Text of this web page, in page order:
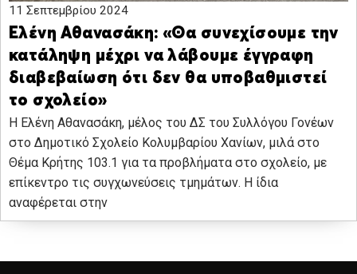
11 Σεπτεμβρίου 2024
Ελένη Αθανασάκη: «Θα συνεχίσουμε την
κατάληψη μέχρι να λάβουμε έγγραφη
διαβεβαίωση ότι δεν θα υποβαθμιστεί
το σχολείο»
Η Ελένη Αθανασάκη, μέλος του ΔΣ του Συλλόγου Γονέων
στο Δημοτικό Σχολείο Κολυμβαρίου Χανίων, μιλά στο
Θέμα Κρήτης 103.1 για τα προβλήματα στο σχολείο, με
επίκεντρο τις συγχωνεύσεις τμημάτων. Η ίδια
αναφέρεται στην